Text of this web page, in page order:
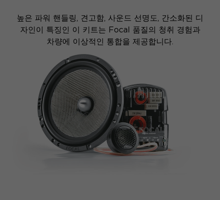
높은 파워 핸들링, 견고함, 사운드 선명도, 간소화된 디
자인이 특징인 이 키트는 Focal 품질의 청취 경험과
차량에 이상적인 통합을 제공합니다.